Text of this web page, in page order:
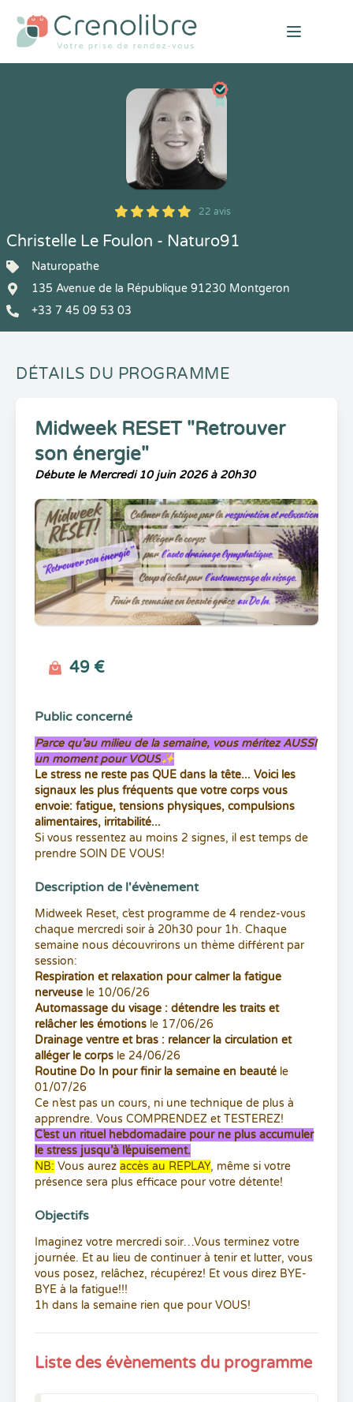
Open
5
1
5
22 22 avis
Christelle Le Foulon - Naturo91
Naturopathe
135 Avenue de la République 91230 Montgeron
+33 7 45 09 53 03
DÉTAILS DU PROGRAMME
Midweek RESET "Retrouver
son énergie"
Débute le Mercredi 10 juin 2026 à 20h30
49 €
Public concerné
Parce qu’au milieu de la semaine, vous méritez AUSSI
un moment pour VOUS✨
Le stress ne reste pas QUE dans la tête... Voici les
signaux les plus fréquents que votre corps vous
envoie: fatigue, tensions physiques, compulsions
alimentaires, irritabilité...
Si vous ressentez au moins 2 signes, il est temps de
prendre SOIN DE VOUS!
Description de l'évènement
Midweek Reset, c’est programme de 4 rendez-vous
chaque mercredi soir à 20h30 pour 1h. Chaque
semaine nous découvrirons un thème différent par
session:
Respiration et relaxation pour calmer la fatigue
nerveuse le 10/06/26
Automassage du visage : détendre les traits et
relâcher les émotions le 17/06/26
Drainage ventre et bras : relancer la circulation et
alléger le corps le 24/06/26
Routine Do In pour finir la semaine en beauté le
01/07/26
Ce n’est pas un cours, ni une technique de plus à
apprendre. Vous COMPRENDEZ et TESTEREZ!
C’est un rituel hebdomadaire pour ne plus accumuler
le stress jusqu’à l’épuisement.
NB: Vous aurez accès au REPLAY, même si votre
présence sera plus efficace pour votre détente!
Objectifs
Imaginez votre mercredi soir…Vous terminez votre
journée. Et au lieu de continuer à tenir et lutter, vous
vous posez, relâchez, récupérez! Et vous direz BYE-
BYE à la fatigue!!!
1h dans la semaine rien que pour VOUS!
Liste des évènements du programme